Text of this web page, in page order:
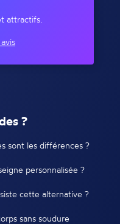
attractifs.
?
sont les différences ?
personnalisée ?
cette alternative ?
sans soudure